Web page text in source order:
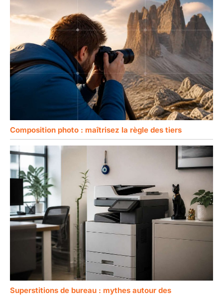
Composition photo : maîtrisez la règle des tiers
Superstitions de bureau : mythes autour des